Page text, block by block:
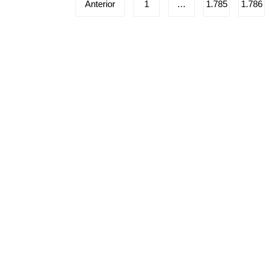
Anterior 1 … 1.785 1.786